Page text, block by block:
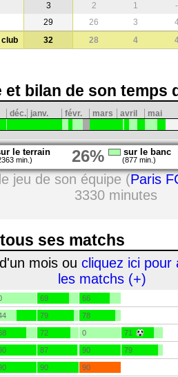
3 2 1
-
29 26 3
club
32 28 4
et bilan de son temps
déc. janv. févr. mars avril mai
le terrain
min.) 26% sur le banc
(877 min.)
jeu de son équipe (Paris
3330 minutes
ses matchs
mois ou cliquez ici pour
les matchs (+)
69 66
79 78
72 0 71
87 90 79
90 90